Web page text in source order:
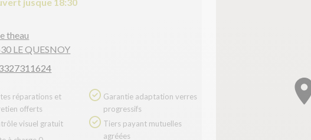
theau
LE QUESNOY
offerts
visuel gratuit
progressifs
agréées